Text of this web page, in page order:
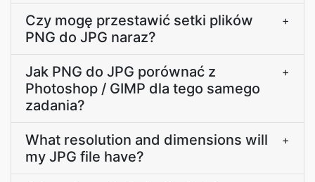
Czy mogę przestawić setki plików
PNG do JPG naraz?
+
Jak PNG do JPG porównać z
Photoshop / GIMP dla tego samego
zadania?
+
What resolution and dimensions will
my JPG file have?
+